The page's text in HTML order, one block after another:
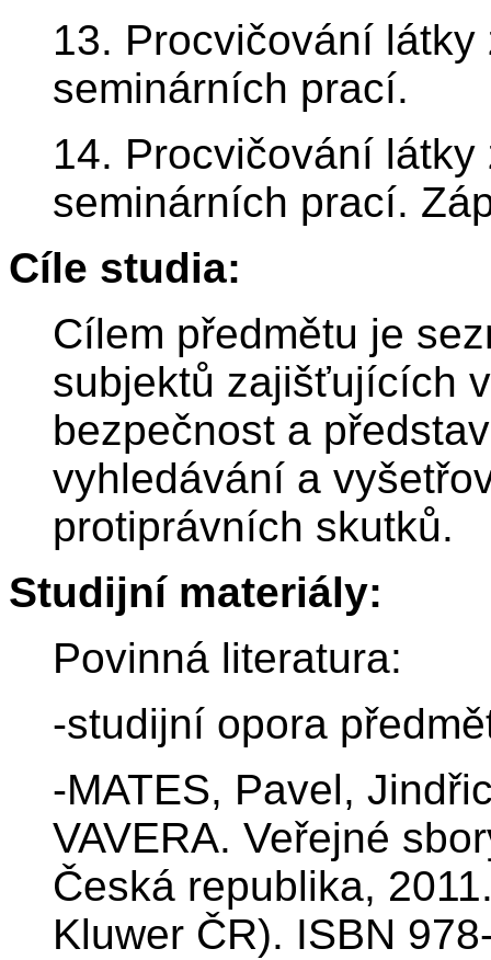
13. Procvičování
seminárních prací.
14. Procvičování
seminárních prací.
Cíle studia:
Cílem předmětu je
subjektů zajišťujících
bezpečnost a
vyhledávání a
protiprávních skutků.
Studijní materiály:
Povinná literatura:
-studijní opora
-MATES, Pavel,
VAVERA. Veřejné
Česká republika,
Kluwer ČR). ISBN